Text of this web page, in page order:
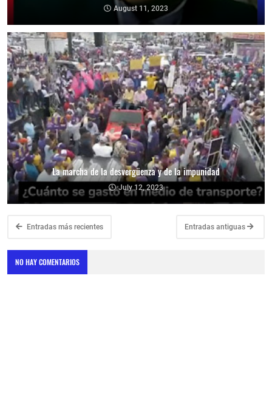
August 11, 2023
La marcha de la desvergüenza y de la impunidad
July 12, 2023
Entradas más recientes Entradas antiguas
NO HAY COMENTARIOS